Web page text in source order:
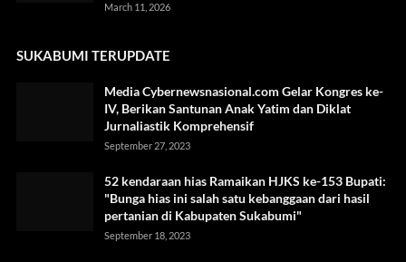
March 11, 2026
SUKABUMI TERUPDATE
Media Cybernewsnasional.com Gelar Kongres ke-
IV, Berikan Santunan Anak Yatim dan Diklat
Jurnaliastik Komprehensif
September 27, 2023
52 kendaraan hias Ramaikan HJKS ke-153 Bupati:
"Bunga hias ini salah satu kebanggaan dari hasil
pertanian di Kabupaten Sukabumi"
September 18, 2023